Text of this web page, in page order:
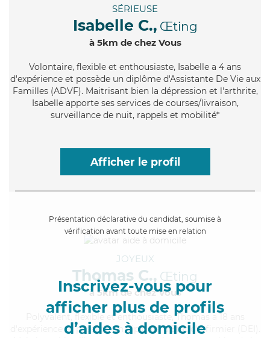
SÉRIEUSE
Isabelle C., Œting
à 5km de chez Vous
Volontaire, flexible et enthousiaste, Isabelle a 4 ans
d'expérience et possède un diplôme d'Assistante De Vie aux
Familles (ADVF). Maitrisant bien la dépression et l'arthrite,
Isabelle apporte ses services de courses/livraison,
surveillance de nuit, rappels et mobilité*
Afficher le profil
Présentation déclarative du candidat, soumise à
vérification avant toute mise en relation
Inscrivez-vous pour
afficher plus de profils
d’aides à domicile
JOYEUX
Thomas C., Œting
à 5km de chez Vous
, flexible et enthousiaste, Thomas a 18 ans
d'expérience et possède un diplôme d'Etat d'infirmier (DEI).